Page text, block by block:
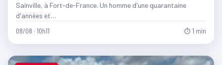
Sainville, à Fort-de-France. Un homme d'une quarantaine
d'années et…
08/08 · 10h11 ⏱ 1 min